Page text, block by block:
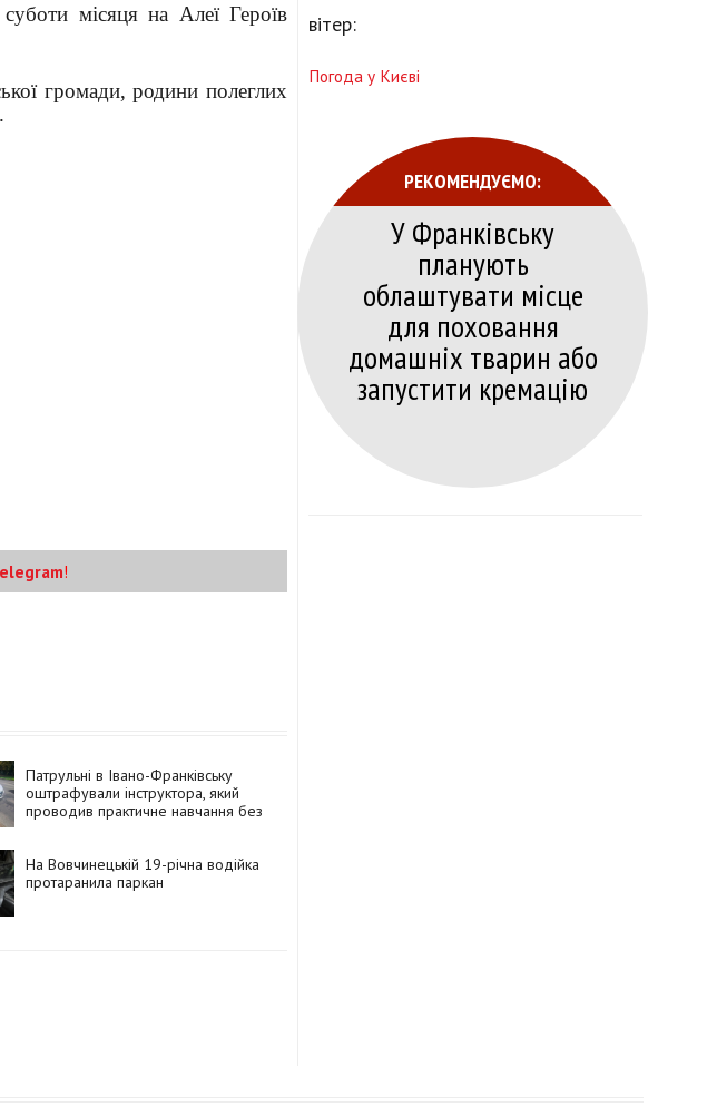
місяця на Алеї Героїв
громади, родини полеглих
!
Патрульні в Івано-Франківську
оштрафували інструктора, який
проводив практичне навчання без
На Вовчинецькій 19-річна водійка
протаранила паркан
вітер:
Погода у Києві
РЕКОМЕНДУЄМО:
У Франківську
планують
облаштувати місце
для поховання
домашніх тварин або
запустити кремацію